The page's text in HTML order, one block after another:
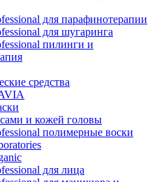
для парафинотерапии
для шугаринга
пилинги и
средства
и кожей головы
полимерные воски
для лица